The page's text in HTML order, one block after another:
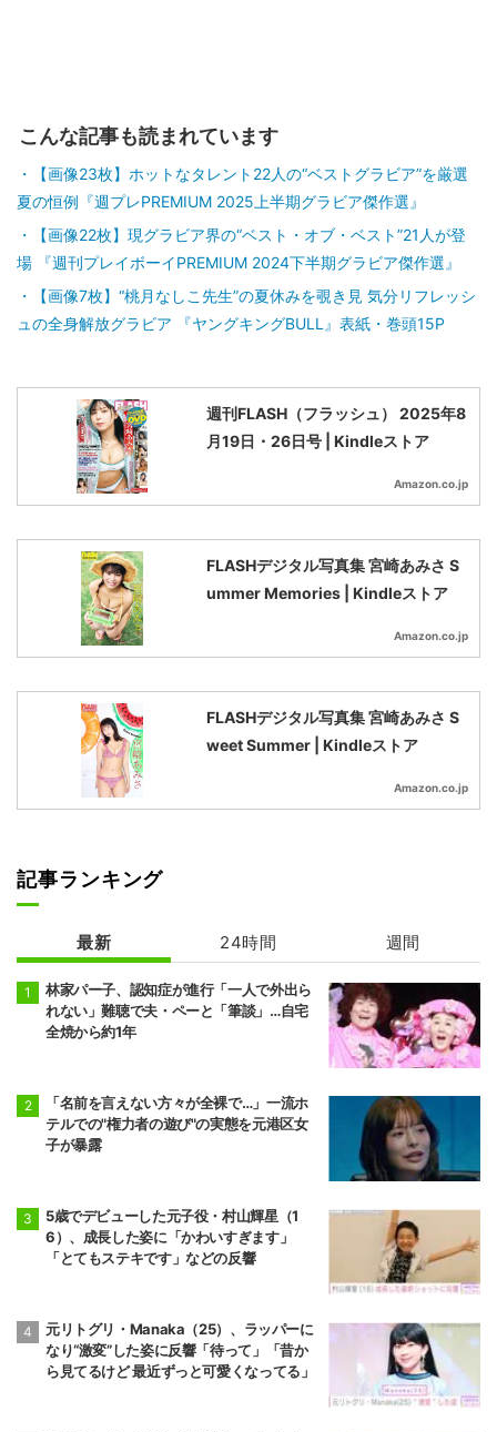
こんな記事も読まれています
【画像23枚】ホットなタレント22人の“ベストグラビア”を厳選
夏の恒例『週プレPREMIUM 2025上半期グラビア傑作選』
【画像22枚】現グラビア界の“ベスト・オブ・ベスト”21人が登
場 『週刊プレイボーイPREMIUM 2024下半期グラビア傑作選』
【画像7枚】“桃月なしこ先生”の夏休みを覗き見 気分リフレッシ
ュの全身解放グラビア 『ヤングキングBULL』表紙・巻頭15P
週刊FLASH（フラッシュ） 2025年8
月19日・26日号 | Kindleストア
Amazon.co.jp
FLASHデジタル写真集 宮崎あみさ S
ummer Memories | Kindleストア
Amazon.co.jp
FLASHデジタル写真集 宮崎あみさ S
weet Summer | Kindleストア
Amazon.co.jp
記事ランキング
最新 24時間 週間
林家パー子、認知症が進行「一人で外出ら
れない」難聴で夫・ペーと「筆談」…自宅
全焼から約1年
「名前を言えない方々が全裸で…」一流ホ
テルでの"権力者の遊び"の実態を元港区女
子が暴露
5歳でデビューした元子役・村山輝星（1
6）、成長した姿に「かわいすぎます」
「とてもステキです」などの反響
元リトグリ・Manaka（25）、ラッパーに
なり“激変”した姿に反響「待って」「昔か
ら見てるけど 最近ずっと可愛くなってる」